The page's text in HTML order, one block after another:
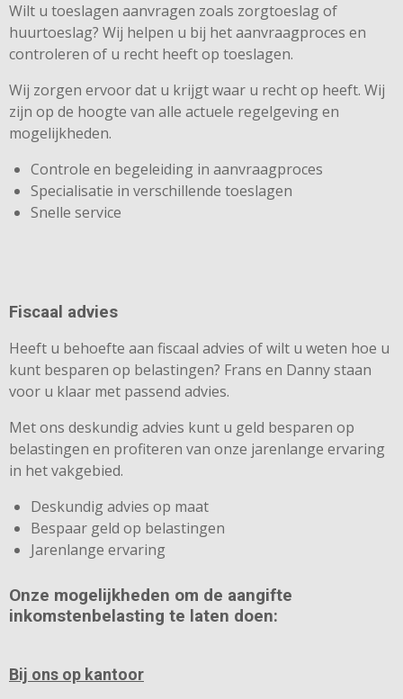
Wilt u toeslagen aanvragen zoals zorgtoeslag of
huurtoeslag? Wij helpen u bij het aanvraagproces en
controleren of u recht heeft op toeslagen.
Wij zorgen ervoor dat u krijgt waar u recht op heeft. Wij
zijn op de hoogte van alle actuele regelgeving en
mogelijkheden.
Controle en begeleiding in aanvraagproces
Specialisatie in verschillende toeslagen
Snelle service
Fiscaal advies
Heeft u behoefte aan fiscaal advies of wilt u weten hoe u
kunt besparen op belastingen? Frans en Danny staan
voor u klaar met passend advies.
Met ons deskundig advies kunt u geld besparen op
belastingen en profiteren van onze jarenlange ervaring
in het vakgebied.
Deskundig advies op maat
Bespaar geld op belastingen
Jarenlange ervaring
Onze mogelijkheden om de aangifte
inkomstenbelasting te laten doen:
Bij ons op kantoor